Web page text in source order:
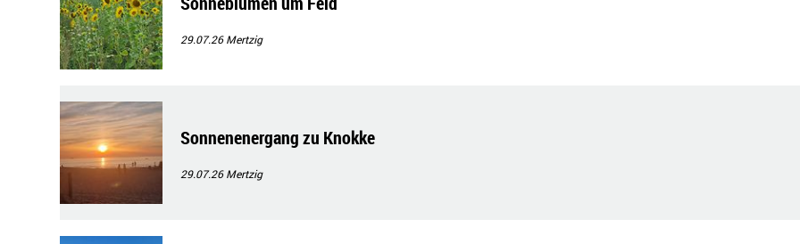
29.07.26Mertzig
Sonnenenergang zu Knokke
29.07.26Mertzig